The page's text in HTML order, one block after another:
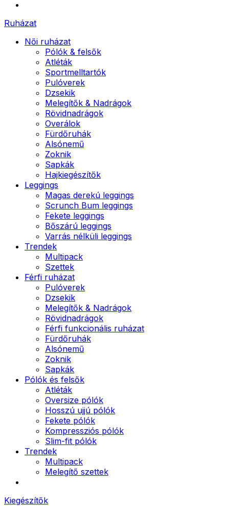
Ruházat
Női ruházat
Pólók & felsők
Atléták
Sportmelltartók
Pulóverek
Dzsekik
Melegítők & Nadrágok
Rövidnadrágok
Overálok
Fürdőruhák
Alsónemű
Zoknik
Sapkák
Hajkiegészítők
Leggings
Magas derekú leggings
Scrunch Bum leggings
Fekete leggings
Bőszárú leggings
Varrás nélküli leggings
Trendek
Multipack
Szettek
Férfi ruházat
Pulóverek
Dzsekik
Melegítők & Nadrágok
Rövidnadrágok
Férfi funkcionális ruházat
Fürdőruhák
Alsónemű
Zoknik
Sapkák
Pólók és felsők
Atléták
Oversize pólók
Hosszú ujjú pólók
Fekete pólók
Kompressziós pólók
Slim-fit pólók
Trendek
Multipack
Melegítő szettek
Kiegészítők